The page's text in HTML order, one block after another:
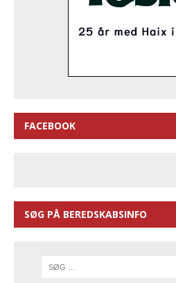
FACEBOOK
SØG PÅ BEREDSKABSINFO